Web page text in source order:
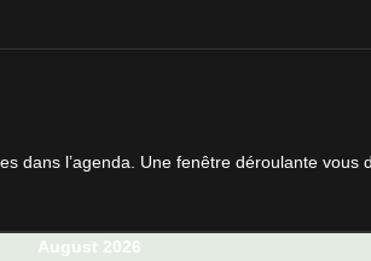
dans l’agenda. Une fenêtre déroulante vous
August 2026